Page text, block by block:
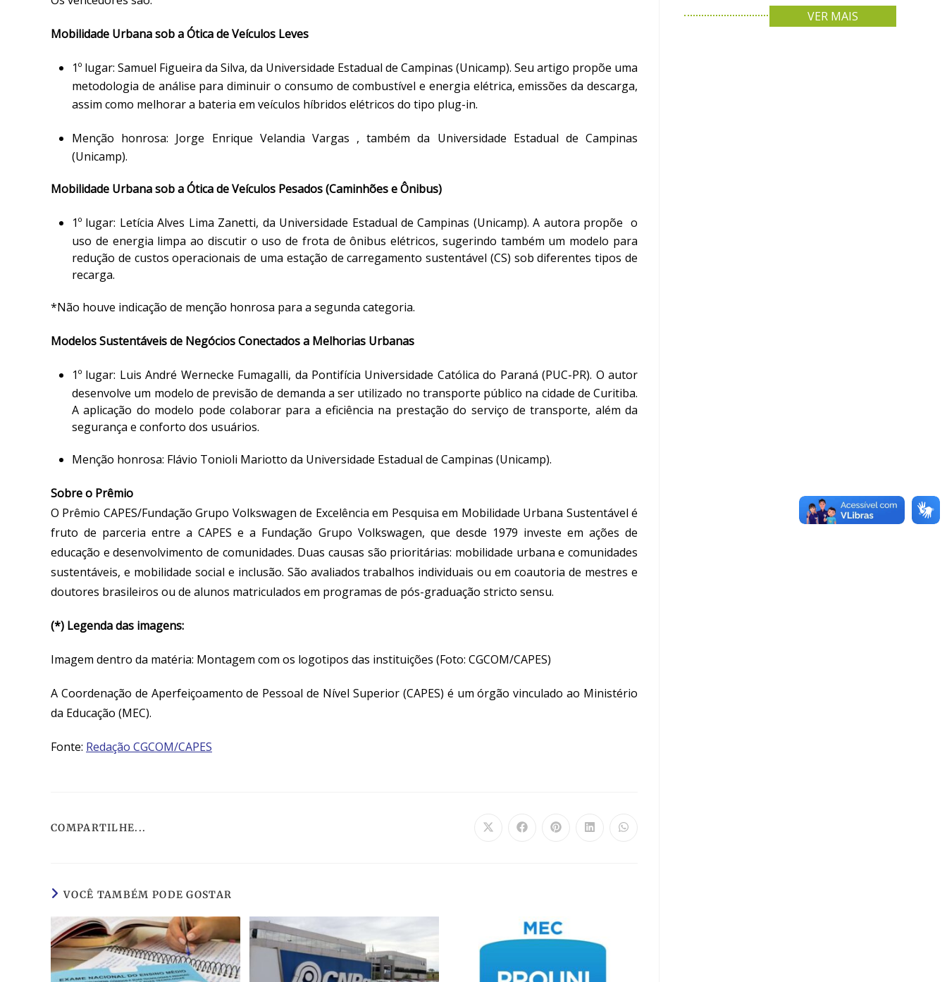
Mobilidade Urbana sob a Ótica de Veículos Leves
1º lugar: Samuel Figueira da Silva, da Universidade Estadual de Campinas (Unicamp). Seu artigo propõe uma
metodologia de análise para diminuir o consumo de combustível e energia elétrica, emissões da descarga,
assim como melhorar a bateria em veículos híbridos elétricos do tipo plug-in.
Menção honrosa: Jorge Enrique Velandia Vargas , também da Universidade Estadual de Campinas
(Unicamp).
Mobilidade Urbana sob a Ótica de Veículos Pesados (Caminhões e Ônibus)
1º lugar: Letícia Alves Lima Zanetti, da Universidade Estadual de Campinas (Unicamp). A autora propõe o
uso de energia limpa ao discutir o uso de frota de ônibus elétricos, sugerindo também um modelo para
redução de custos operacionais de uma estação de carregamento sustentável (CS) sob diferentes tipos de
recarga.
*Não houve indicação de menção honrosa para a segunda categoria.
Modelos Sustentáveis de Negócios Conectados a Melhorias Urbanas
1º lugar: Luis André Wernecke Fumagalli, da Pontifícia Universidade Católica do Paraná (PUC-PR). O autor
desenvolve um modelo de previsão de demanda a ser utilizado no transporte público na cidade de Curitiba.
A aplicação do modelo pode colaborar para a eficiência na prestação do serviço de transporte, além da
segurança e conforto dos usuários.
Menção honrosa: Flávio Tonioli Mariotto da Universidade Estadual de Campinas (Unicamp).
Sobre o Prêmio
O Prêmio CAPES/Fundação Grupo Volkswagen de Excelência em Pesquisa em Mobilidade Urbana Sustentável é
fruto de parceria entre a CAPES e a Fundação Grupo Volkswagen, que desde 1979 investe em ações de
educação e desenvolvimento de comunidades. Duas causas são prioritárias: mobilidade urbana e comunidades
sustentáveis, e mobilidade social e inclusão. São avaliados trabalhos individuais ou em coautoria de mestres e
doutores brasileiros ou de alunos matriculados em programas de pós-graduação stricto sensu.
(*) Legenda das imagens:
Imagem dentro da matéria: Montagem com os logotipos das instituições (Foto: CGCOM/CAPES)
A Coordenação de Aperfeiçoamento de Pessoal de Nível Superior (CAPES) é um órgão vinculado ao Ministério
da Educação (MEC).
Fonte: Redação CGCOM/CAPES
COMPARTILHE...
VOCÊ TAMBÉM PODE GOSTAR
VER MAIS